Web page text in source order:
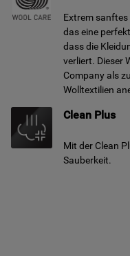
Extrem
das eine
dass die
verliert. Dieser
Company als
Wolltextilien
Clean Plus
Mit der Clean
Sauberkeit.